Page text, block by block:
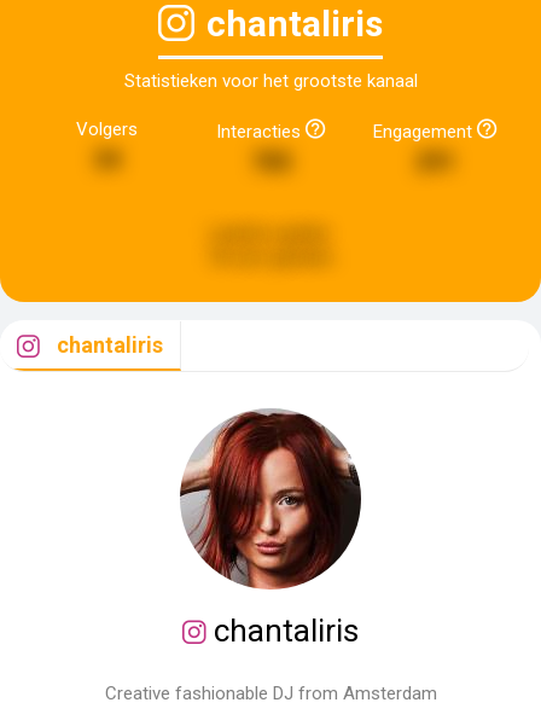
chantaliris
Statistieken voor het grootste kanaal
Volgers Interacties Engagement
chantaliris
chantaliris
Creative fashionable DJ from Amsterdam